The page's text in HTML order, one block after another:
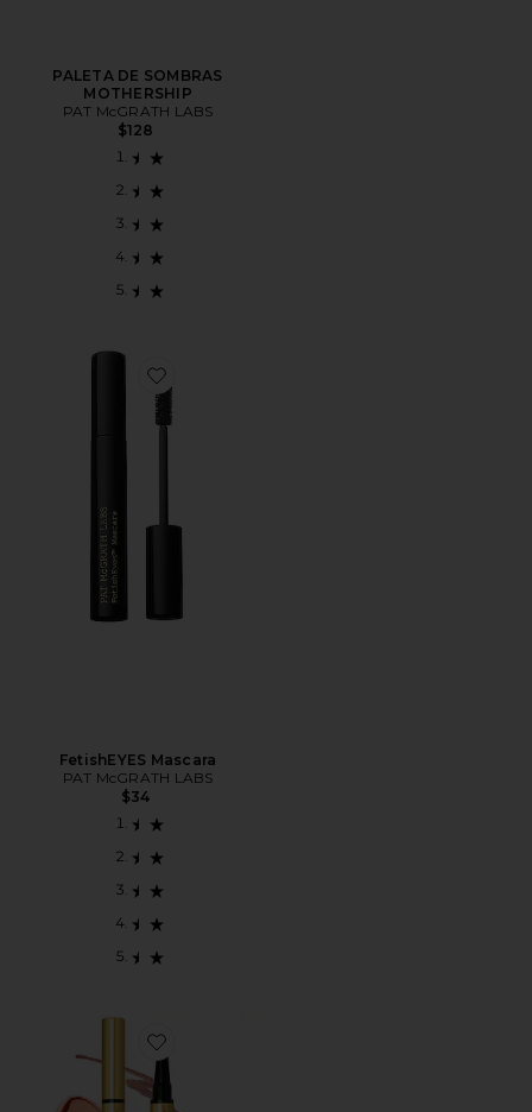
PALETA DE SOMBRAS
MOTHERSHIP
PAT McGRATH LABS
$128
Favorite FetishEYES Mascara
FetishEYES Mascara
PAT McGRATH LABS
$34
Favorite DUO DE CONTORNO E PREENCHIMENTO